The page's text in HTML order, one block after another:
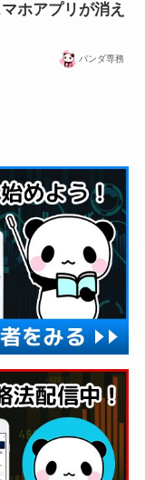
ホアプリが消え
パンダ専務